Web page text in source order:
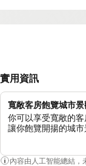
實用資訊
寬敞客房飽覽城市景
你可以享受寬敞的
讓你飽覽開揚的城市
內容由人工智能總結，